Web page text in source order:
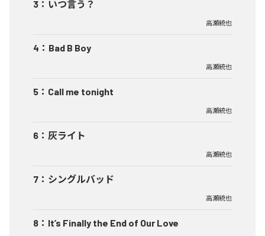
3 ： いつ言う？
高瀬統也
4 ： Bad B Boy
高瀬統也
5 ： Call me tonight
高瀬統也
6 ： 灰ライト
高瀬統也
7 ： シングルバッド
高瀬統也
8 ： It’s Finally the End of Our Love